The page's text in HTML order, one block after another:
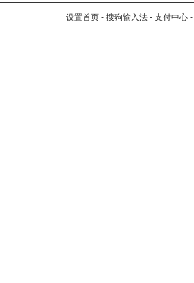
设置首页 - 搜狗输入法 - 支付中心 -